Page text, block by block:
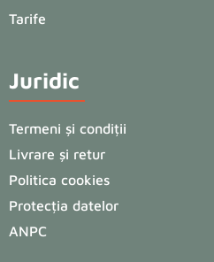
Tarife
Juridic
Termeni și condiții
Livrare și retur
Politica cookies
Protecția datelor
ANPC